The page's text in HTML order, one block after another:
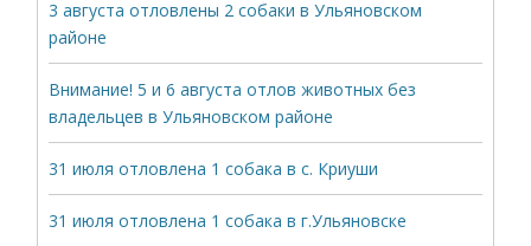
3 августа отловлены 2 собаки в Ульяновском
районе
Внимание! 5 и 6 августа отлов животных без
владельцев в Ульяновском районе
31 июля отловлена 1 собака в с. Криуши
31 июля отловлена 1 собака в г.Ульяновске